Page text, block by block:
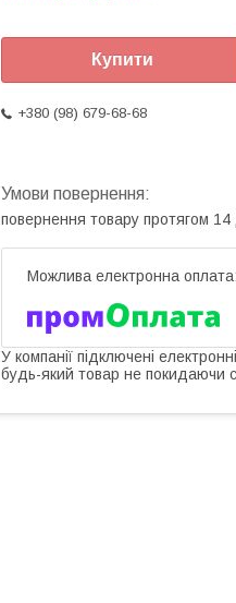
Купити
+380 (98) 679-68-68
повернення товару протягом 14
У компанії підключені
будь-який товар не покидаючи